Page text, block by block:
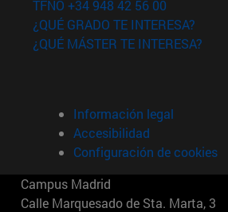
ventana)
nueva ventana)
nueva ventana)
TFNO +34 948 42 56 00
¿QUÉ GRADO TE INTERESA?
¿QUÉ MÁSTER TE INTERESA?
Información legal
Accesibilidad
Configuración de cookies
Campus Madrid
Calle Marquesado de Sta. Marta, 3